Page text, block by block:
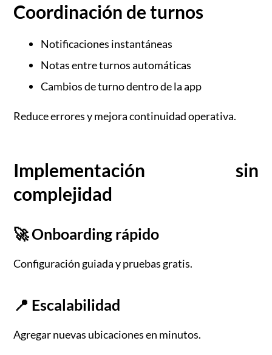
Coordinación de turnos
Notificaciones instantáneas
Notas entre turnos automáticas
Cambios de turno dentro de la app
Reduce errores y mejora continuidad operativa.
Implementación sin
complejidad
🚀 Onboarding rápido
Configuración guiada y pruebas gratis.
📍 Escalabilidad
Agregar nuevas ubicaciones en minutos.